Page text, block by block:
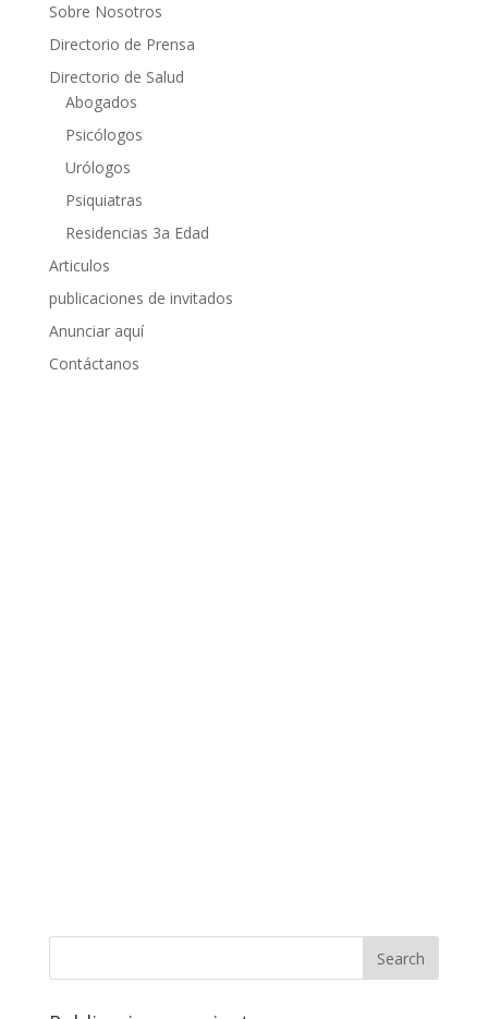
Sobre Nosotros
Directorio de Prensa
Directorio de Salud
Abogados
Psicólogos
Urólogos
Psiquiatras
Residencias 3a Edad
Articulos
publicaciones de invitados
Anunciar aquí
Contáctanos